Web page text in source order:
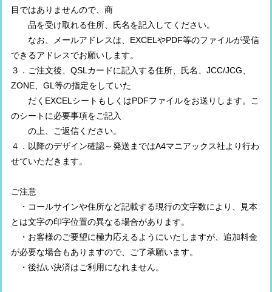
目ではありませんので、商
品を受け取れる住所、氏名を記入してください。
なお、メールアドレスは、EXCELやPDF等のファイルが受信
できるアドレスでお願いします。
３．ご注文後、QSLカードに記入する住所、氏名、JCC/JCG、
ZONE、GL等の指定をしていた
だくEXCELシートもしくはPDFファイルをお送りします。こ
のシートに必要事項をご記入
の上、ご返信ください。
４．以降のデザイン確認～発送まではA4マニアックス社より行わ
せていただきます。
ご注意
・コールサインや住所など記載する現行の文字数により、見本
とは文字の印字位置の異なる場合があります。
・お客様のご要望に極力応えるようにいたしますが、追加料金
が必要な場合もありますので、ご了承願います。
・後払い決済はご利用になれません。